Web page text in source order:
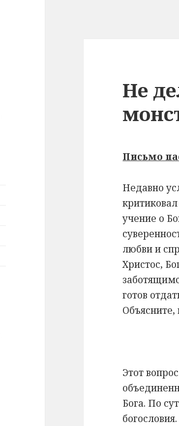
Не
Письмо
Недавно
учение о
любви и
Христос,
готов
Объясните,
Этот
Бога. По